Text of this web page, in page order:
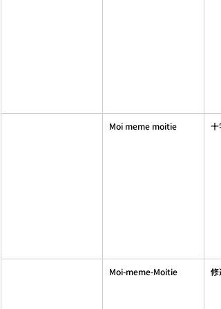
Moi meme moitie 十
Moi-meme-Moitie 修